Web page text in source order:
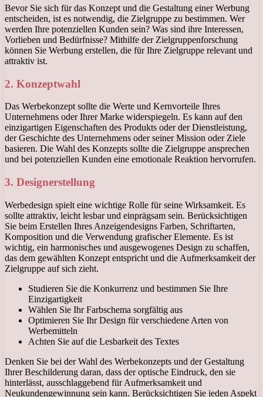
Bevor Sie sich für das Konzept und die Gestaltung einer Werbung
entscheiden, ist es notwendig, die Zielgruppe zu bestimmen. Wer
werden Ihre potenziellen Kunden sein? Was sind ihre Interessen,
Vorlieben und Bedürfnisse? Mithilfe der Zielgruppenforschung
können Sie Werbung erstellen, die für Ihre Zielgruppe relevant und
attraktiv ist.
2. Konzeptwahl
Das Werbekonzept sollte die Werte und Kernvorteile Ihres
Unternehmens oder Ihrer Marke widerspiegeln. Es kann auf den
einzigartigen Eigenschaften des Produkts oder der Dienstleistung,
der Geschichte des Unternehmens oder seiner Mission oder Ziele
basieren. Die Wahl des Konzepts sollte die Zielgruppe ansprechen
und bei potenziellen Kunden eine emotionale Reaktion hervorrufen.
3. Designerstellung
Werbedesign spielt eine wichtige Rolle für seine Wirksamkeit. Es
sollte attraktiv, leicht lesbar und einprägsam sein. Berücksichtigen
Sie beim Erstellen Ihres Anzeigendesigns Farben, Schriftarten,
Komposition und die Verwendung grafischer Elemente. Es ist
wichtig, ein harmonisches und ausgewogenes Design zu schaffen,
das dem gewählten Konzept entspricht und die Aufmerksamkeit der
Zielgruppe auf sich zieht.
Studieren Sie die Konkurrenz und bestimmen Sie Ihre
Einzigartigkeit
Wählen Sie Ihr Farbschema sorgfältig aus
Optimieren Sie Ihr Design für verschiedene Arten von
Werbemitteln
Achten Sie auf die Lesbarkeit des Textes
Denken Sie bei der Wahl des Werbekonzepts und der Gestaltung
Ihrer Beschilderung daran, dass der optische Eindruck, den sie
hinterlässt, ausschlaggebend für Aufmerksamkeit und
Neukundengewinnung sein kann. Berücksichtigen Sie jeden Aspekt